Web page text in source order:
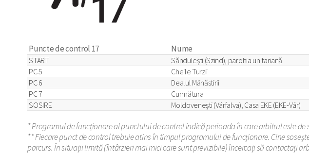
Puncte de control 17 Nume
START Săndulești (Szind), parohia unitariană
PC 5
Cheile Turzii
PC 6
Dealul Mănăstirii
PC 7
Curmătura
SOSIRE
Moldovenești (Várfalva), Casa EKE (EKE-Vár)
* Programul de funcționare al punctului de control indică perioada în care arbitrul este de
** Fiecare punct de control trebuie atins în timpul programului de funcționare. Cine
parcurs. În situații limită (întârzieri mai mici care sunt previzibile) încercați să contactați